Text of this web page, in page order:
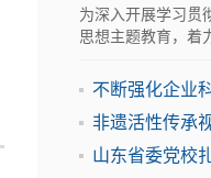
为深入开展学习贯
思想主题教育，着
课在滨州举行
不断强化企业
非遗活性传承
山东省委党校